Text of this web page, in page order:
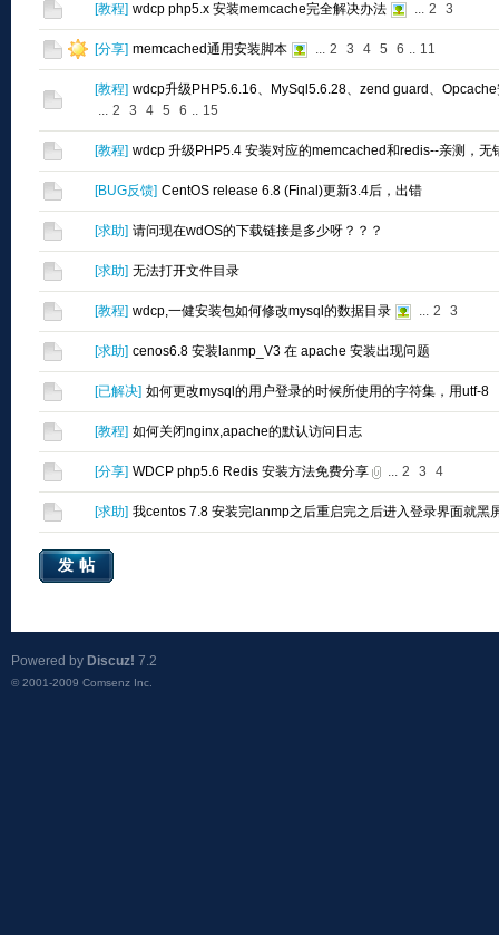
[教程] wdcp php5.x 安装memcache完全解决办法 ... 2 3
[分享] memcached通用安装脚本 ... 2 3 4 5 6 .. 11
[教程] wdcp升级PHP5.6.16、MySql5.6.28、zend guard、
... 2 3 4 5 6 .. 15
[教程] wdcp 升级PHP5.4 安装对应的memcached和redis--亲测，无
[BUG反馈] CentOS release 6.8 (Final)更新3.4后，出错
[求助] 请问现在wdOS的下载链接是多少呀？？？
[求助] 无法打开文件目录
[教程] wdcp,一健安装包如何修改mysql的数据目录 ... 2 3
[求助] cenos6.8 安装lanmp_V3 在 apache 安装出现问题
[已解决] 如何更改mysql的用户登录的时候所使用的字符集，用utf-8
[教程] 如何关闭nginx,apache的默认访问日志
[分享] WDCP php5.6 Redis 安装方法免费分享 ... 2 3 4
[求助] 我centos 7.8 安装完lanmp之后重启完之后进入登录界面就黑
发帖
Powered by Discuz! 7.2
© 2001-2009 Comsenz Inc.